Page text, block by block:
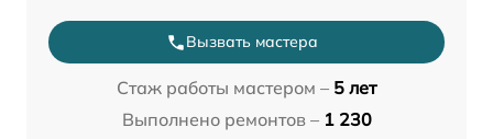
Вызвать мастера
Стаж работы мастером – 5 лет
Выполнено ремонтов – 1 230